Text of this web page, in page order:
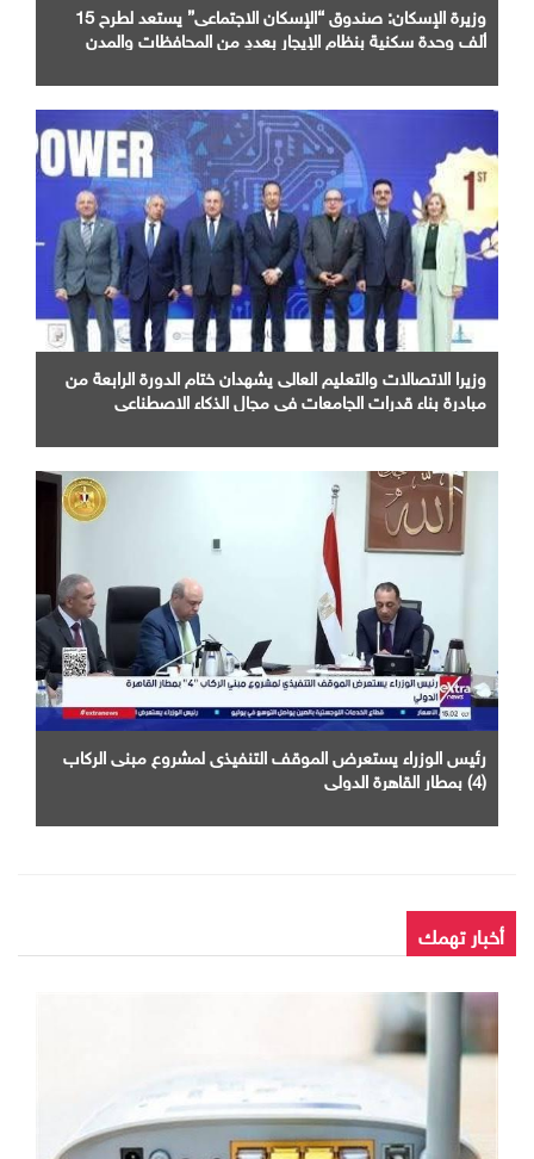
وزيرة الإسكان: صندوق “الإسكان الاجتماعى” يستعد لطرح 15
ألف وحدة سكنية بنظام الإيجار بعددٍ من المحافظات والمدن
وزيرا الاتصالات والتعليم العالى يشهدان ختام الدورة الرابعة من
مبادرة بناء قدرات الجامعات فى مجال الذكاء الاصطناعى
رئيس الوزراء يستعرض الموقف التنفيذى لمشروع مبنى الركاب
(4) بمطار القاهرة الدولى
أخبار تهمك